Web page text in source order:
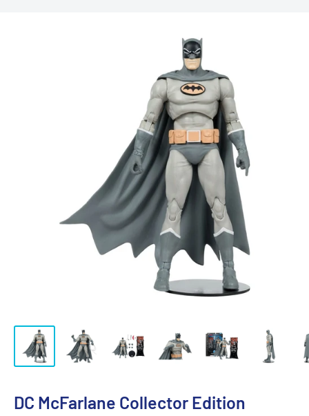
DC McFarlane Collector Edition